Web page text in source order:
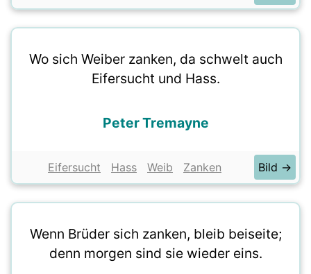
Wo sich Weiber zanken, da schwelt auch
Eifersucht und Hass.
Peter Tremayne
Eifersucht Hass Weib Zanken Bild →
Wenn Brüder sich zanken, bleib beiseite;
denn morgen sind sie wieder eins.